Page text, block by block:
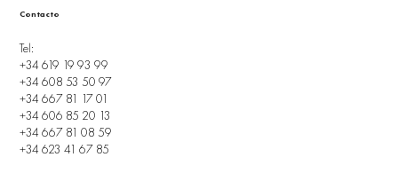
Tel:
+34 619 19 93 99
+34 608 53 50 97
+34 667 81 17 01
+34 606 85 20 13
+34 667 81 08 59
+34 623 41 67 85
Contacto